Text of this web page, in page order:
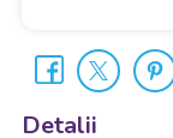
Detalii